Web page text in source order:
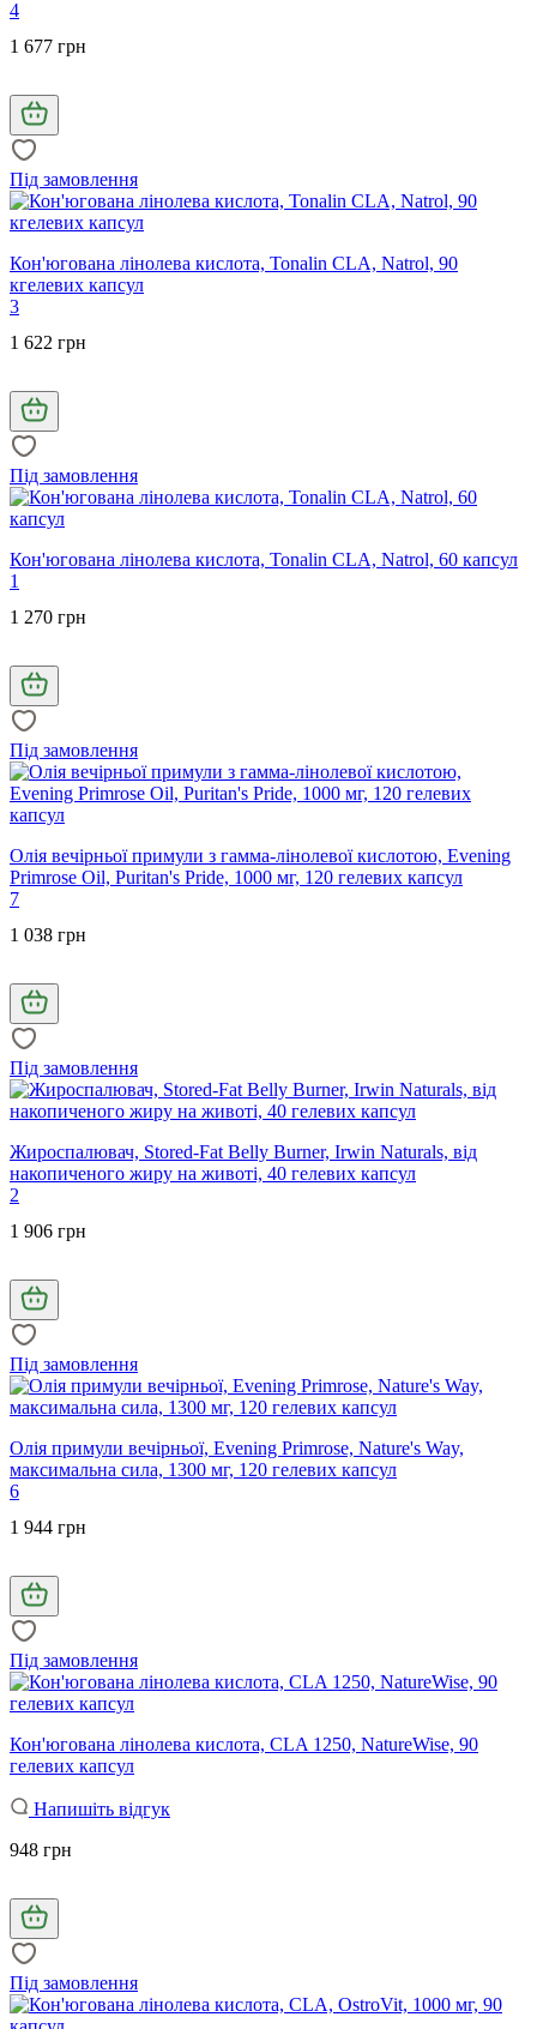
4
1 677 грн
Під замовлення
Кон'югована лінолева кислота, Tonalin CLA, Natrol, 90
кгелевих капсул
3
1 622 грн
Під замовлення
Кон'югована лінолева кислота, Tonalin CLA, Natrol, 60 капсул
1
1 270 грн
Під замовлення
Олія вечірньої примули з гамма-лінолевої кислотою, Evening
Primrose Oil, Puritan's Pride, 1000 мг, 120 гелевих капсул
7
1 038 грн
Під замовлення
Жироспалювач, Stored-Fat Belly Burner, Irwin Naturals, від
накопиченого жиру на животі, 40 гелевих капсул
2
1 906 грн
Під замовлення
Олія примули вечірньої, Evening Primrose, Nature's Way,
максимальна сила, 1300 мг, 120 гелевих капсул
6
1 944 грн
Під замовлення
Кон'югована лінолева кислота, CLA 1250, NatureWise, 90
гелевих капсул
Напишіть відгук
948 грн
Під замовлення